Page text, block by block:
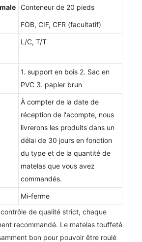
Conteneur de 20 pieds
FOB, CIF, CFR (facultatif)
L/C, T/T
1. support en bois 2. Sac en
PVC 3. papier brun
À compter de la date de
réception de l'acompte, nous
livrerons les produits dans un
délai de 30 jours en fonction
du type et de la quantité de
matelas que vous avez
commandés.
Mi-ferme
de qualité strict, chaque
recommandé. Le matelas touffeté
bon pour pouvoir être roulé